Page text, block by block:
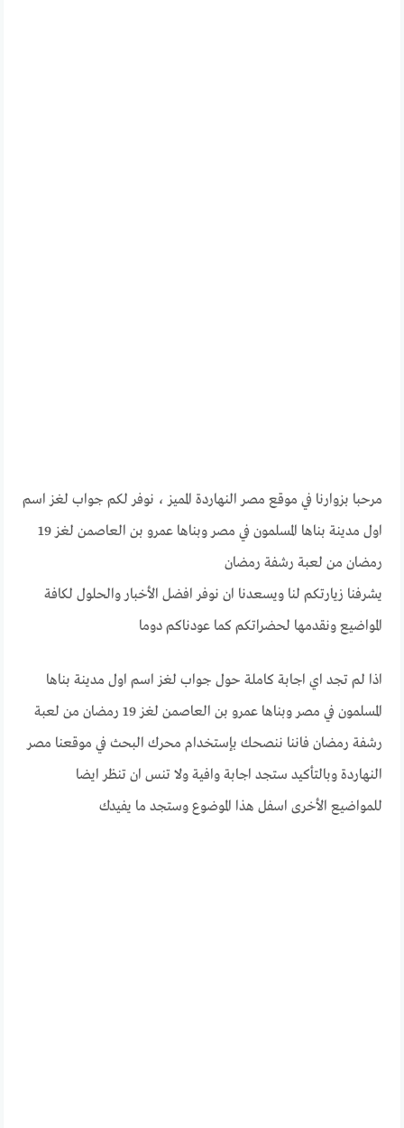
مرحبا بزوارنا في موقع مصر النهاردة المميز ، نوفر لكم جواب لغز اسم
اول مدينة بناها المسلمون في مصر وبناها عمرو بن العاصمن لغز 19
رمضان من لعبة رشفة رمضان
يشرفنا زيارتكم لنا ويسعدنا ان نوفر افضل الأخبار والحلول لكافة
المواضيع ونقدمها لحضراتكم كما عودناكم دوما
اذا لم تجد اي اجابة كاملة حول جواب لغز اسم اول مدينة بناها
المسلمون في مصر وبناها عمرو بن العاصمن لغز 19 رمضان من لعبة
رشفة رمضان فاننا ننصحك بإستخدام محرك البحث في موقعنا مصر
النهاردة وبالتأكيد ستجد اجابة وافية ولا تنس ان تنظر ايضا
للمواضيع الأخرى اسفل هذا الموضوع وستجد ما يفيدك